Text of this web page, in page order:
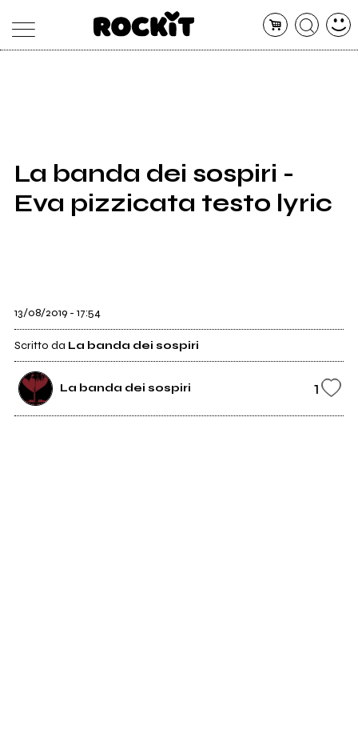
SHOP
RADIO
La banda dei sospiri -
Eva pizzicata testo lyric
13/08/2019 - 17:54
Scritto da La banda dei sospiri
La banda dei sospiri 1